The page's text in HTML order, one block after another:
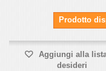
Prodotto
Aggiungi alla
desideri